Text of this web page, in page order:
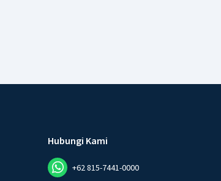
Hubungi Kami
+62 815-7441-0000